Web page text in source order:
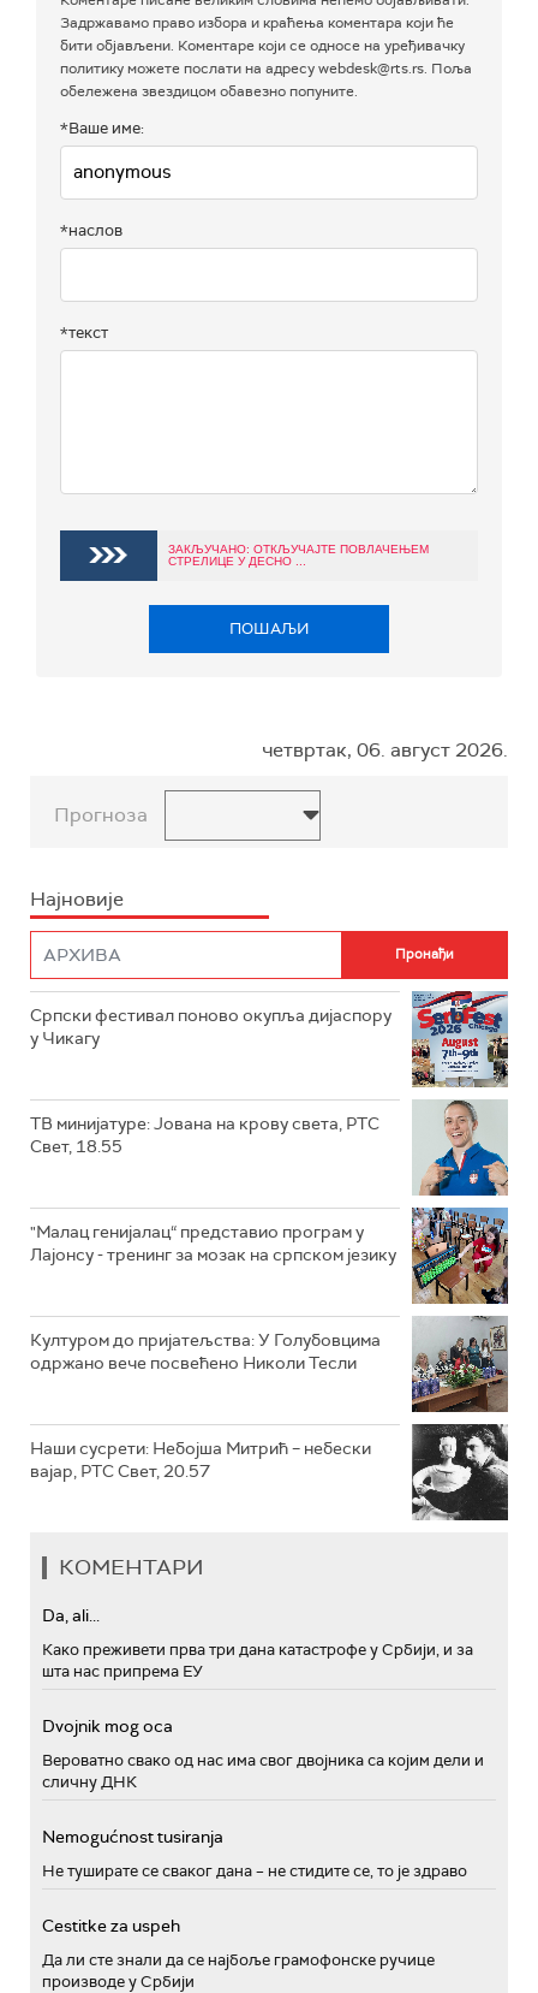
Задржавамо право избора и краћења коментара који ће
бити објављени. Коментаре који се односе на уређивачку
политику можете послати на адресу webdesk@rts.rs. Поља
обележена звездицом обавезно попуните.
*Ваше име:
*наслов
*текст
ЗАКЉУЧАНО: ОТКЉУЧАЈТЕ ПОВЛАЧЕЊЕМ
СТРЕЛИЦЕ У ДЕСНО ...
ПОШАЉИ
четвртак, 06. август 2026.
Прогноза
Најновије
Српски фестивал поново окупља дијаспору
у Чикагу
ТВ минијатуре: Јована на крову света, РТС
Свет, 18.55
"Малац генијалац“ представио програм у
Лајонсу - тренинг за мозак на српском језику
Културом до пријатељства: У Голубовцима
одржано вече посвећено Николи Тесли
Наши сусрети: Небојша Митрић – небески
вајар, РТС Свет, 20.57
КОМЕНТАРИ
Da, ali...
Како преживети прва три дана катастрофе у Србији, и за
шта нас припрема ЕУ
Dvojnik mog oca
Вероватно свако од нас има свог двојника са којим дели и
сличну ДНК
Nemogućnost tusiranja
Не туширате се сваког дана – не стидите се, то је здраво
Cestitke za uspeh
Да ли сте знали да се најбоље грамофонске ручице
производе у Србији